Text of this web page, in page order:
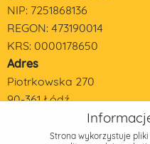
NIP: 7251868136
REGON: 473190014
KRS: 0000178650
Adres
Piotrkowska 270
90-361 Łódź
Strona wykorzystuje